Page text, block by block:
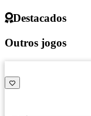
Destacados
Outros jogos